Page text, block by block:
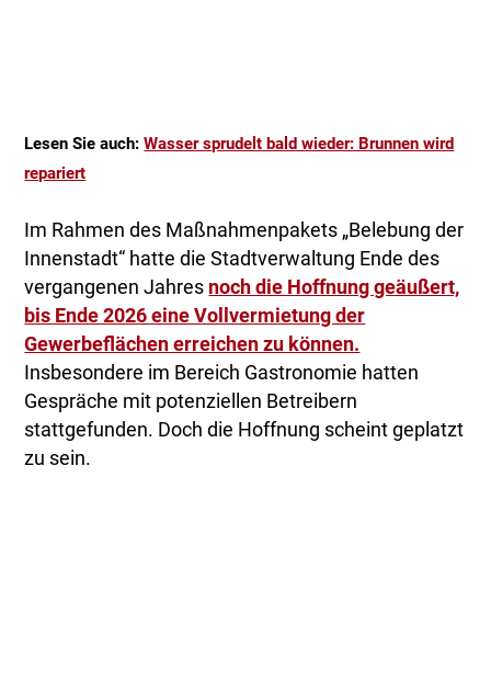
Lesen Sie auch:Wasser sprudelt bald wieder: Brunnen wird
repariert
Im Rahmen des Maßnahmenpakets „Belebung der
Innenstadt“ hatte die Stadtverwaltung Ende des
vergangenen Jahres noch die Hoffnung geäußert,
bis Ende 2026 eine Vollvermietung der
Gewerbeflächen erreichen zu können.
Insbesondere im Bereich Gastronomie hatten
Gespräche mit potenziellen Betreibern
stattgefunden. Doch die Hoffnung scheint geplatzt
zu sein.